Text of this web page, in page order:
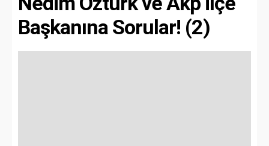
Başkanına Sorular! (2)